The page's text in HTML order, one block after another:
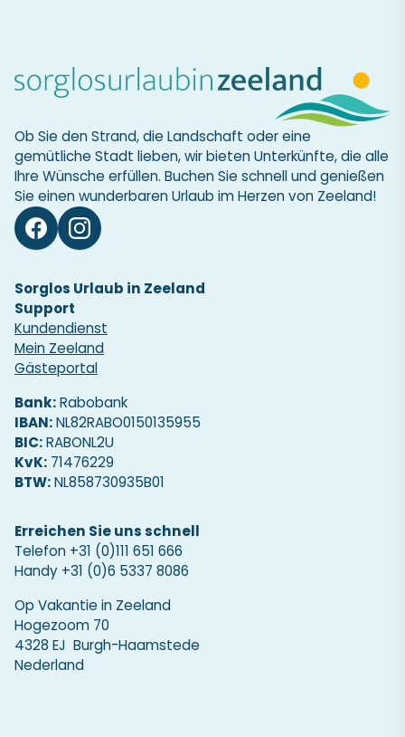
Ob Sie den Strand, die Landschaft oder eine
gemütliche Stadt lieben, wir bieten Unterkünfte, die alle
Ihre Wünsche erfüllen. Buchen Sie schnell und genießen
Sie einen wunderbaren Urlaub im Herzen von Zeeland!
Sorglos Urlaub in Zeeland
Support
Kundendienst
Mein Zeeland
Gästeportal
Bank:Rabobank
IBAN:NL82RABO0150135955
BIC:RABONL2U
KvK: 71476229
BTW:NL858730935B01
Erreichen Sie uns schnell
Telefon +31 (0)111 651 666
Handy +31 (0)6 5337 8086
Op Vakantie in Zeeland
Hogezoom 70
4328 EJ Burgh-Haamstede
Nederland